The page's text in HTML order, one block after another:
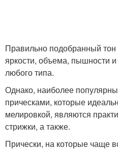
Правильно подобранный тон
яркости, объема, пышности
любого типа.
Однако, наиболее
прическами, которые
мелировкой, являются
стрижки, а также.
Прически, на которые чаще